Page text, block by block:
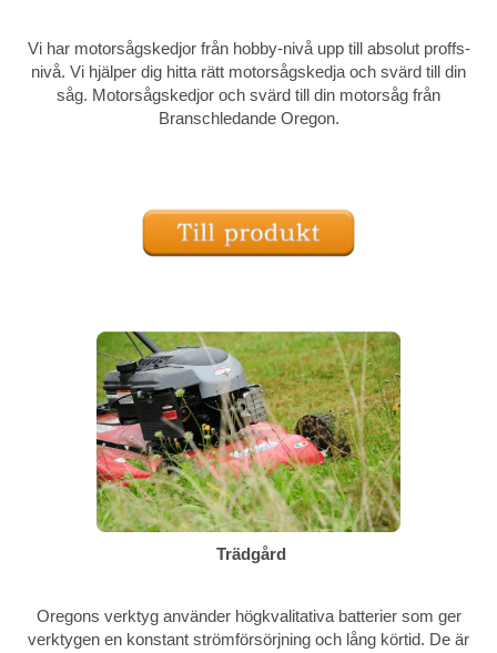
Vi har motorsågskedjor från hobby-nivå upp till absolut proffs-
nivå. Vi hjälper dig hitta rätt motorsågskedja och svärd till din
såg. Motorsågskedjor och svärd till din motorsåg från
Branschledande Oregon.
Trädgård
Oregons verktyg använder högkvalitativa batterier som ger
verktygen en konstant strömförsörjning och lång körtid. De är